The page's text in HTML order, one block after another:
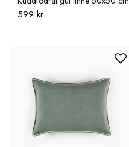
599 kr